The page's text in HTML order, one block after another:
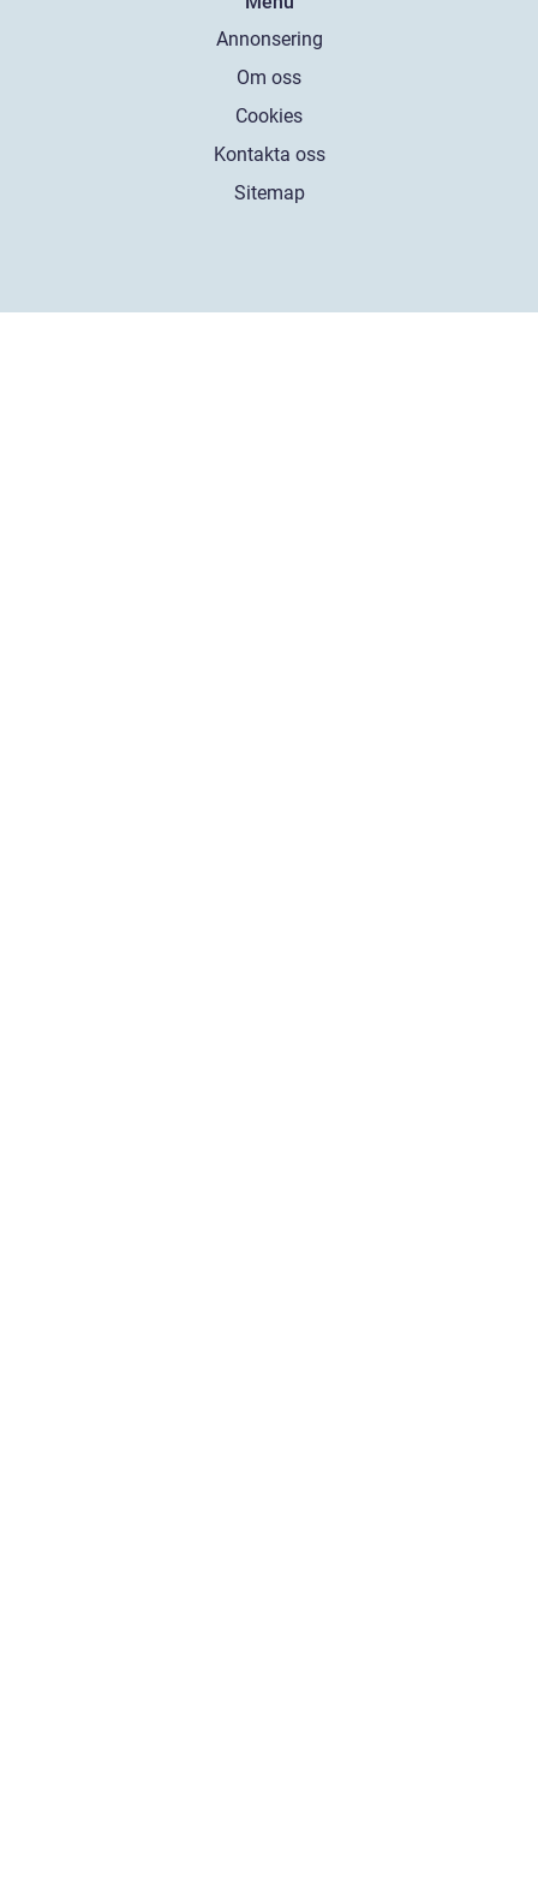
Annonsering
Om oss
Cookies
Kontakta oss
Sitemap